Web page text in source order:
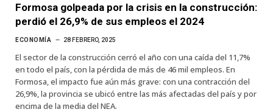
Formosa golpeada por la crisis en la construcción:
perdió el 26,9% de sus empleos el 2024
ECONOMÍA 28 FEBRERO, 2025
El sector de la construcción cerró el año con una caída del 11,7%
en todo el país, con la pérdida de más de 46 mil empleos. En
Formosa, el impacto fue aún más grave: con una contracción del
26,9%, la provincia se ubicó entre las más afectadas del país y por
encima de la media del NEA.